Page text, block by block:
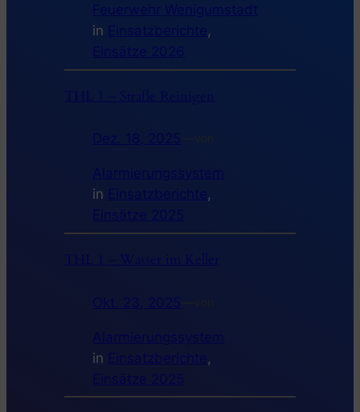
Feuerwehr Wenigumstadt
in
—von
in
THL 1 – Wasser im Keller
Okt. 23, 2025
Alarmierungssystem
in Einsatzberichte
Einsätze 2025